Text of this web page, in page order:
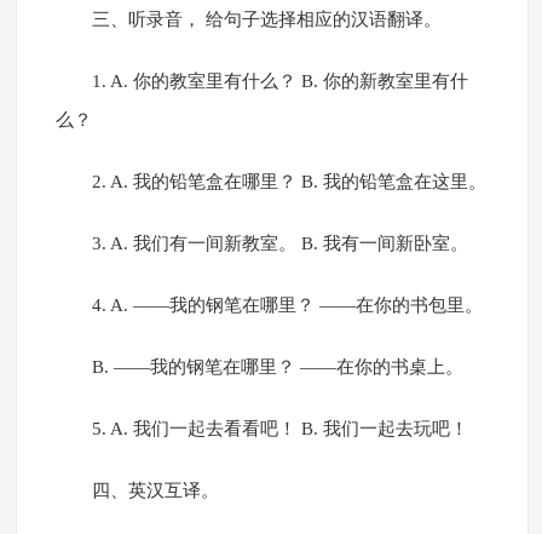
三、听录音， 给句子选择相应的汉语翻译。
1. A. 你的教室里有什么？ B. 你的新教室里有什
么？
2. A. 我的铅笔盒在哪里？ B. 我的铅笔盒在这里。
3. A. 我们有一间新教室。 B. 我有一间新卧室。
4. A. ——我的钢笔在哪里？ ——在你的书包里。
B. ——我的钢笔在哪里？ ——在你的书桌上。
5. A. 我们一起去看看吧！ B. 我们一起去玩吧！
四、英汉互译。